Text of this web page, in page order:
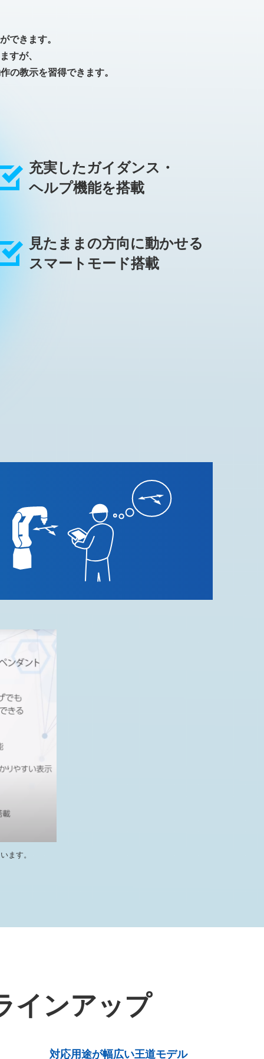
できます。
すが、
の教示を習得できます。
充実したガイダンス・
ヘルプ機能を搭載
見たままの方向に動かせる
スマートモード搭載
ます。
インアップ
対応用途が幅広い王道モデル